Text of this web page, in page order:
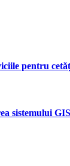
pentru
sistemului